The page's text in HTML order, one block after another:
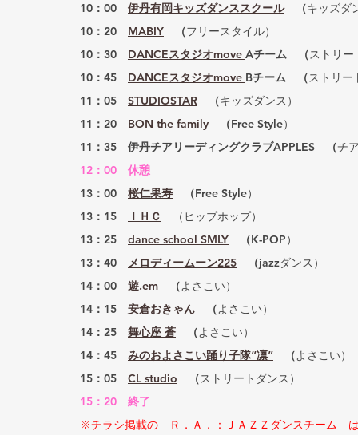
10：00 伊丹有岡キッズダンススクール （キッズダ
10：20 MABIY （フリースタイル）
10：30 DANCEスタジオmove Aチーム　（ストリー
10：45
DANCEスタジオmove Bチーム　（ストリー
11：05 STUDIOSTAR （キッズダンス）
11：20 BON the family （Free Style）
11：35　伊丹チアリーディングクラブAPPLES　（チ
12：00　休憩
13：00 桜仁果寿 （Free Style）
13：15
ＩＨＣ
（ヒップホップ）
13：25 dance school SMLY （K-POP）
13：40 メロディームーン225 （jazzダンス）
14：00 遊.em （よさこい）
14：15
安倉おきゃん （よさこい）
14：25
舞心座 蒼 （よさこい）
14：45 みのおよさこい踊り子隊“凛” （よさこい）
15：05 CL studio （ストリートダンス）
15：20
終了
※チラシ掲載の　Ｒ．Ａ．：ＪＡＺＺダンスチーム　